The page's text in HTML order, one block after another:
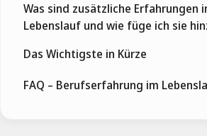
Was sind zusätzliche Erfahrungen
Lebenslauf und wie füge ich sie
Das Wichtigste in Kürze
FAQ – Berufserfahrung im